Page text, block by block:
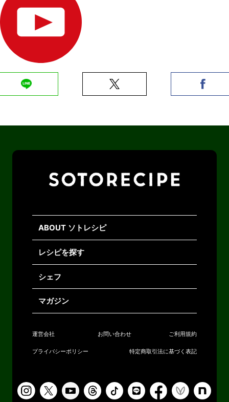
ABOUT ソトレシピ
レシピを探す
シェフ
マガジン
運営会社 お問い合わせ ご利用規約
プライバシーポリシー 特定商取引法に基づく表記